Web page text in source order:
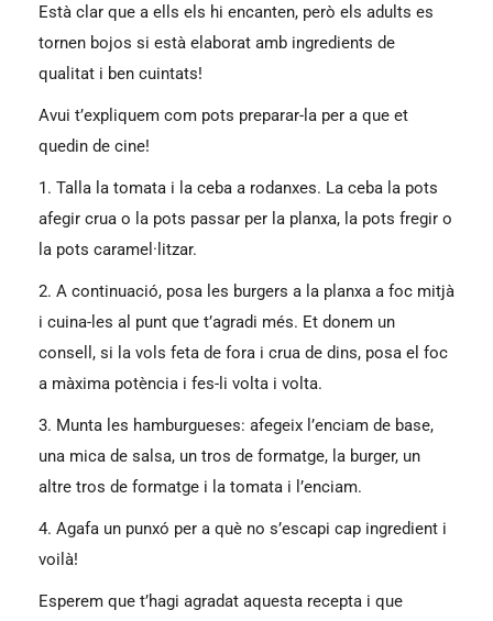
Està clar que a ells els hi encanten, però els adults es
tornen bojos si està elaborat amb ingredients de
qualitat i ben cuintats!
Avui t’expliquem com pots preparar-la per a que et
quedin de cine!
1. Talla la tomata i la ceba a rodanxes. La ceba la pots
afegir crua o la pots passar per la planxa, la pots fregir o
la pots caramel·litzar.
2. A continuació, posa les burgers a la planxa a foc mitjà
i cuina-les al punt que t’agradi més. Et donem un
consell, si la vols feta de fora i crua de dins, posa el foc
a màxima potència i fes-li volta i volta.
3. Munta les hamburgueses: afegeix l’enciam de base,
una mica de salsa, un tros de formatge, la burger, un
altre tros de formatge i la tomata i l’enciam.
4. Agafa un punxó per a què no s’escapi cap ingredient i
voilà!
Esperem que t’hagi agradat aquesta recepta i que